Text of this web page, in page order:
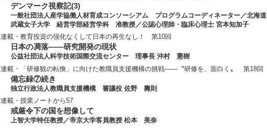
デンマーク視察記(3)
一般社団法人産学協働人材育成コンソーシアム プログラムコーディネーター／北海道
武蔵女子大学 経営学部経営学科 准教授／公認心理師・臨床心理士 宮本知加子
連載・教育投資の強化なくして日本の再生なし！ 第10回
日本の凋落――研究開発の現状
公益社団法人科学技術国際交流センター 理事長 沖村 憲樹
連載・「研修観の転換」に向けた教職員支援機構の挑戦――〝研修を、面白く〟 第18回
備忘録⑦続き
独立行政法人教職員支援機構 審議役 佐野 壽則
連載・授業ノートから57
戒厳令下の国を想像して
上智大学特任教授／帝京大学客員教授 松本 美奈